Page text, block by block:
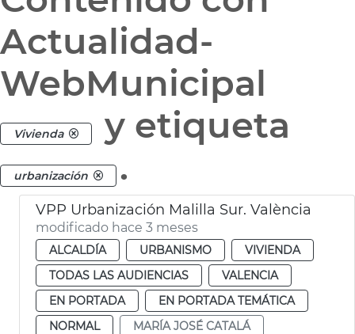
Actualidad-
WebMunicipal
Vivienda y etiqueta
urbanización .
VPP Urbanización Malilla Sur. València
modificado hace 3 meses
ALCALDÍA URBANISMO
VIVIENDA
TODAS LAS AUDIENCIAS
VALENCIA
EN PORTADA
EN PORTADA TEMÁTICA
NORMAL
MARÍA JOSÉ CATALÁ